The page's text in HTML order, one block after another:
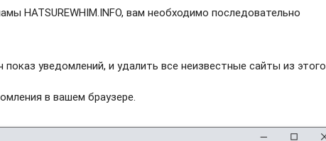
HATSUREWHIM.INFO, вам необходимо последовательно
уведомлений, и удалить все неизвестные сайты из этого
в вашем браузере.